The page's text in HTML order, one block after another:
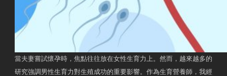
當夫妻嘗試懷孕時，焦點往往放在女性生育力上。然而，越來越多的
研究強調男性生育力對生殖成功的重要影響。作為生育營養師，我經